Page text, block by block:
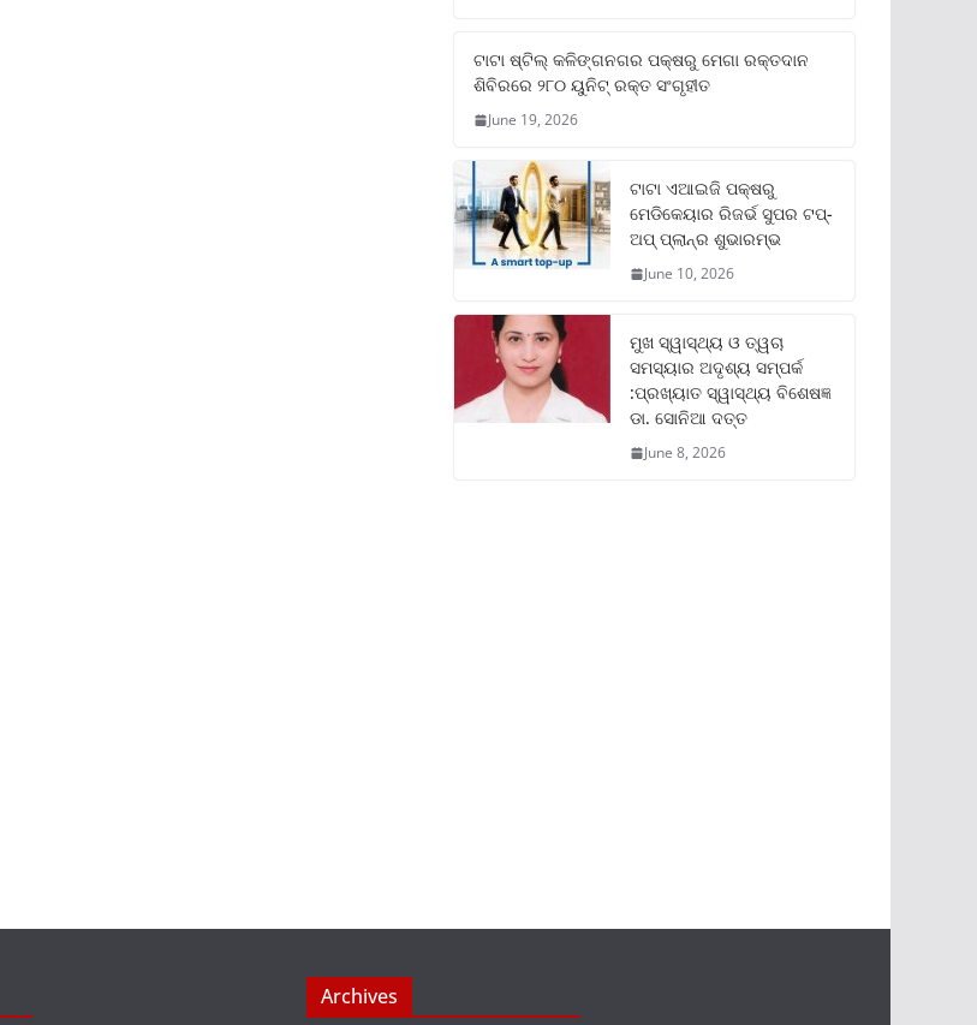
ଟାଟା ଷ୍ଟିଲ୍‌ କଳିଙ୍ଗନଗର ପକ୍ଷରୁ ମେଗା ରକ୍ତଦାନ
ଶିବିରରେ ୨୮୦ ୟୁନିଟ୍‌ ରକ୍ତ ସଂଗୃହୀତ
June 19, 2026
ଟାଟା ଏଆଇଜି ପକ୍ଷରୁ
ମେଡିକେୟାର ରିଜର୍ଭ ସୁପର ଟପ୍‌-
ଅପ୍ ପ୍ଲାନ୍‌ର ଶୁଭାରମ୍ଭ
June 10, 2026
ମୁଖ ସ୍ୱାସ୍ଥ୍ୟ ଓ ତ୍ୱଚା
ସମସ୍ୟାର ଅଦୃଶ୍ୟ ସମ୍ପର୍କ
:ପ୍ରଖ୍ୟାତ ସ୍ୱାସ୍ଥ୍ୟ ବିଶେଷଜ୍ଞ
ଡା. ସୋନିଆ ଦତ୍ତ
June 8, 2026
Archives